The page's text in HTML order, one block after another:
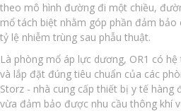
theo mô hình đường đi một chiều,
mổ tách biệt nhằm góp phần đảm
tỷ lệ nhiễm trùng sau phẫu thuật.
Là phòng mổ áp lực dương, OR1 có
và lắp đặt đúng tiêu chuẩn của các
Storz - nhà cung cấp thiết bị y tế hàng
vừa đảm bảo được nhu cầu thông khí